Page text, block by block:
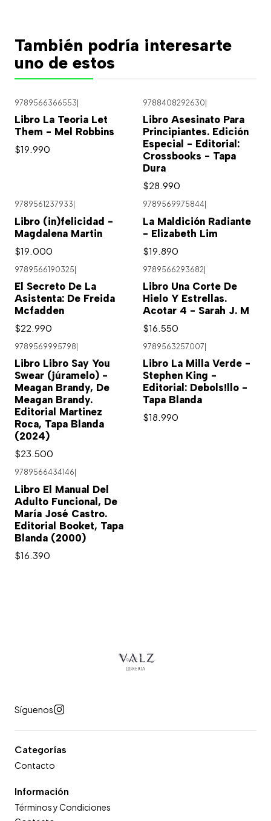
También podría interesarte
uno de estos
9789566366553
Libro La Teoria Let
Them - Mel Robbins
$19.990
9788408292630
Libro Asesinato Para
Principiantes. Edición
Especial - Editorial:
Crossbooks - Tapa
Dura
$28.990
9789561237933
Libro (in)felicidad -
Magdalena Martin
$19.000
9789569975844
La Maldición Radiante
- Elizabeth Lim
$19.890
9789566190325|
El Secreto De La
Asistenta: De Freida
Mcfadden
$22.990
9789566293682|
Libro Una Corte De
Hielo Y Estrellas.
Acotar 4 - Sarah J. M
$16.550
9789569995798
Libro Libro Say You
Swear (júramelo) -
Meagan Brandy, De
Meagan Brandy.
Editorial Martinez
Roca, Tapa Blanda
(2024)
$23.500
9789563257007
Libro La Milla Verde -
Stephen King -
Editorial: Debols!llo -
Tapa Blanda
$18.990
9789566434146
Libro El Manual Del
Adulto Funcional, De
María José Castro.
Editorial Booket, Tapa
Blanda (2000)
$16.390
Síguenos
Categorías
Contacto
Información
Términos y Condiciones